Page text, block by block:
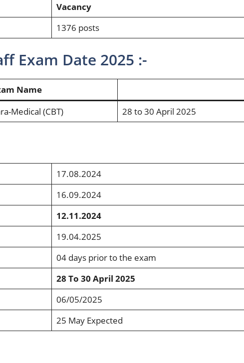
Vacancy
1376 posts
Exam Date 2025 :-
Name
Medical (CBT) 28 to 30 April 2025
17.08.2024
16.09.2024
12.11.2024
19.04.2025
04 days prior to the exam
28 To 30 April 2025
06/05/2025
25 May Expected